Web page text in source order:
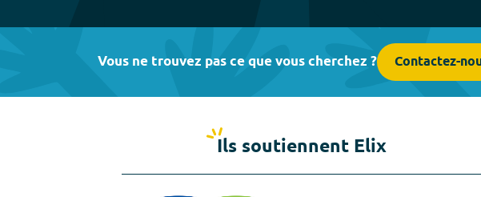
Vous ne trouvez pas ce que vous cherchez ? Contactez-
Ils soutiennent Elix